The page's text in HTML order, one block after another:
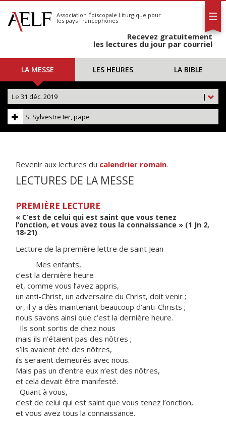
S'abonner
Calendrier
Association Épiscopale Liturgique pour
les pays Francophones
Recevez gratuitement
les lectures du jour par courriel
LA MESSE LES HEURES LA BIBLE
|
Le 31 déc. 2019
S. Sylvestre Ier, pape
Revenir aux lectures du calendrier romain.
LECTURES DE LA MESSE
PREMIÈRE LECTURE
« C’est de celui qui est saint que vous tenez
l’onction, et vous avez tous la connaissance » (1 Jn 2,
18-21)
Lecture de la première lettre de saint Jean
Mes enfants,
c’est la dernière heure
et, comme vous l’avez appris,
un anti-Christ, un adversaire du Christ, doit venir ;
or, il y a dès maintenant beaucoup d’anti-Christs ;
nous savons ainsi que c’est la dernière heure.
Ils sont sortis de chez nous
mais ils n’étaient pas des nôtres ;
s’ils avaient été des nôtres,
ils seraient demeurés avec nous.
Mais pas un d’entre eux n’est des nôtres,
et cela devait être manifesté.
Quant à vous,
c’est de celui qui est saint que vous tenez l’onction,
et vous avez tous la connaissance.